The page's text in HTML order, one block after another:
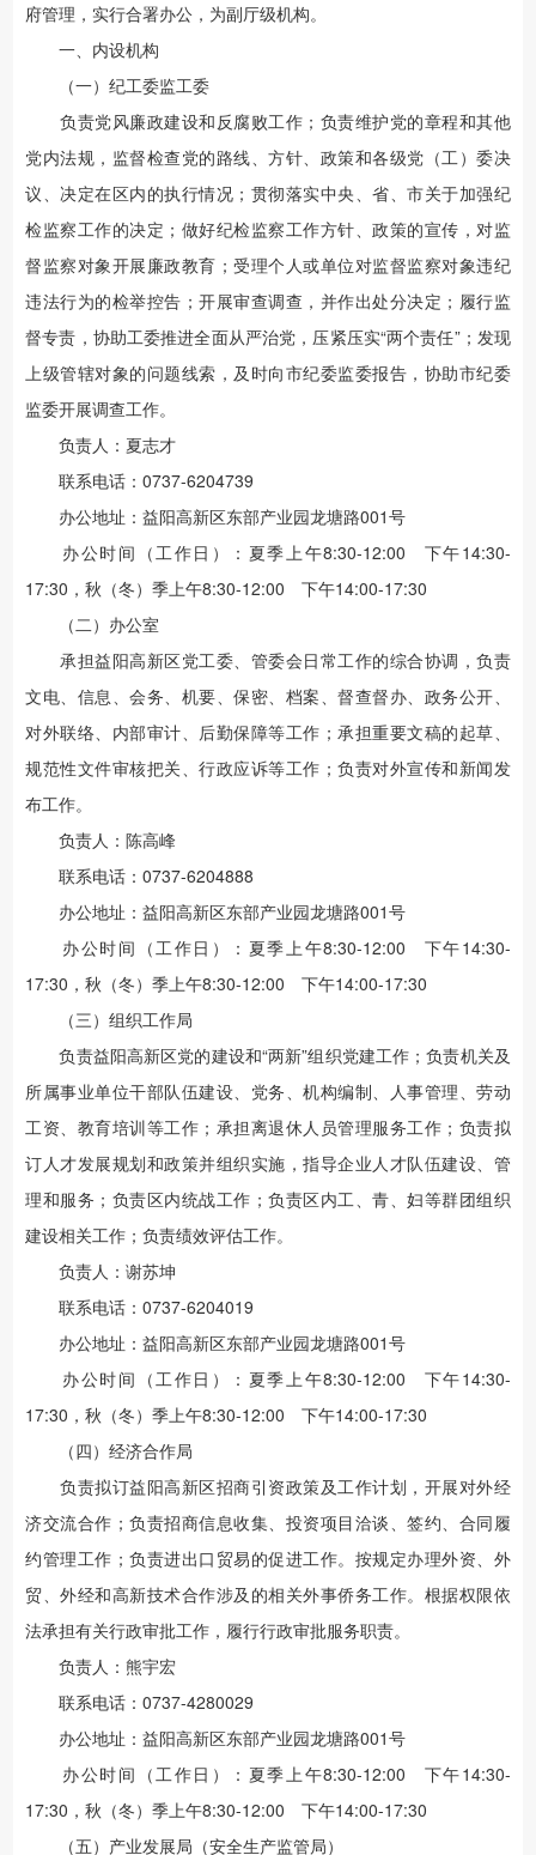
府管理，实行合署办公，为副厅级机构。
一、内设机构
（一）纪工委监工委
负责党风廉政建设和反腐败工作；负责维护党的章程和其他
党内法规，监督检查党的路线、方针、政策和各级党（工）委决
议、决定在区内的执行情况；贯彻落实中央、省、市关于加强纪
检监察工作的决定；做好纪检监察工作方针、政策的宣传，对监
督监察对象开展廉政教育；受理个人或单位对监督监察对象违纪
违法行为的检举控告；开展审查调查，并作出处分决定；履行监
督专责，协助工委推进全面从严治党，压紧压实“两个责任”；发现
上级管辖对象的问题线索，及时向市纪委监委报告，协助市纪委
监委开展调查工作。
负责人：夏志才
联系电话：0737-6204739
办公地址：益阳高新区东部产业园龙塘路001号
办公时间（工作日）：夏季上午8:30-12:00 下午14:30-
17:30，秋（冬）季上午8:30-12:00 下午14:00-17:30
（二）办公室
承担益阳高新区党工委、管委会日常工作的综合协调，负责
文电、信息、会务、机要、保密、档案、督查督办、政务公开、
对外联络、内部审计、后勤保障等工作；承担重要文稿的起草、
规范性文件审核把关、行政应诉等工作；负责对外宣传和新闻发
布工作。
负责人：陈高峰
联系电话：0737-6204888
办公地址：益阳高新区东部产业园龙塘路001号
办公时间（工作日）：夏季上午8:30-12:00 下午14:30-
17:30，秋（冬）季上午8:30-12:00 下午14:00-17:30
（三）组织工作局
负责益阳高新区党的建设和“两新”组织党建工作；负责机关及
所属事业单位干部队伍建设、党务、机构编制、人事管理、劳动
工资、教育培训等工作；承担离退休人员管理服务工作；负责拟
订人才发展规划和政策并组织实施，指导企业人才队伍建设、管
理和服务；负责区内统战工作；负责区内工、青、妇等群团组织
建设相关工作；负责绩效评估工作。
负责人：谢苏坤
联系电话：0737-6204019
办公地址：益阳高新区东部产业园龙塘路001号
办公时间（工作日）：夏季上午8:30-12:00 下午14:30-
17:30，秋（冬）季上午8:30-12:00 下午14:00-17:30
（四）经济合作局
负责拟订益阳高新区招商引资政策及工作计划，开展对外经
济交流合作；负责招商信息收集、投资项目洽谈、签约、合同履
约管理工作；负责进出口贸易的促进工作。按规定办理外资、外
贸、外经和高新技术合作涉及的相关外事侨务工作。根据权限依
法承担有关行政审批工作，履行行政审批服务职责。
负责人：熊宇宏
联系电话：0737-4280029
办公地址：益阳高新区东部产业园龙塘路001号
办公时间（工作日）：夏季上午8:30-12:00 下午14:30-
17:30，秋（冬）季上午8:30-12:00 下午14:00-17:30
（五）产业发展局（安全生产监管局）